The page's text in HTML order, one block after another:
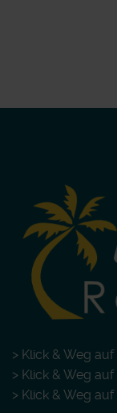
> Klick & Weg auf
> Klick & Weg auf
> Klick & Weg auf